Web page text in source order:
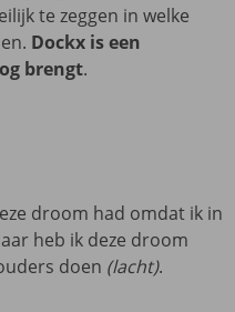
te zeggen in welke
Dockx is een
brengt.
droom had omdat ik in
heb ik deze droom
doen (lacht).